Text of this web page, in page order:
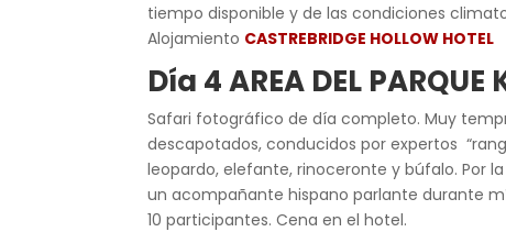
tiempo disponible y de las condiciones
Alojamiento CASTREBRIDGE HOLLOW HOTEL
Día 4 AREA DEL PARQUE
Safari fotográfico de día completo. Muy
descapotados, conducidos por expertos
leopardo, elefante, rinoceronte y búfalo. Por
un acompañante hispano parlante durante
10 participantes. Cena en el hotel.